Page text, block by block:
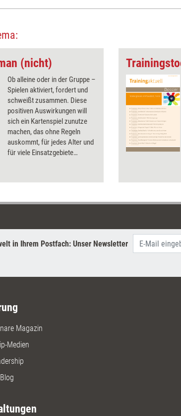
(nicht)
Ob alleine oder in der Gruppe –
Spielen aktiviert, fordert und
schweißt zusammen. Diese
positiven Auswirkungen will
sich ein Kartenspiel zunutze
machen, das ohne Regeln
auskommt, für jedes Alter und
für viele Einsatzgebiete
kann, hat Training aktuell mit
herausgefunden.
in Ihrem Postfach: Unser Newsletter
Magazin
Medien